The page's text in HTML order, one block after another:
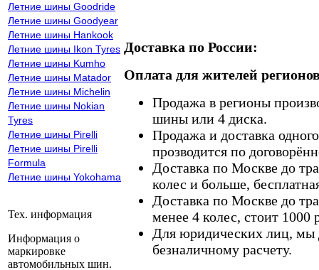
Летние шины Goodride
Летние шины Goodyear
Летние шины Hankook
Летние шины Ikon Tyres
Летние шины Kumho
Летние шины Matador
Летние шины Michelin
Летние шины Nokian
Tyres
Летние шины Pirelli
Летние шины Pirelli
Formula
Летние шины Yokohama
Тех. информация
Информация о
маркировке
автомобильных шин.
Доставка по России:
Оплата для жителей
Продажа в регионы
шины или 4 диска.
Продажа и доставка
прозводится по
Доставка по Москве до
колес и больше,
Доставка по Москве до
менее 4 колес, стоит 1000
Для юридических лиц, мы
безналичному расчету.